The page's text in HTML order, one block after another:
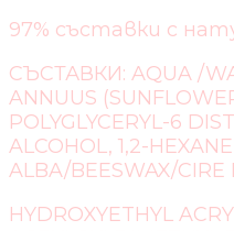
97% съставки с
СЪСТАВКИ: AQUA /
ANNUUS
POLYGLYCERYL-6
ALCOHOL, 1,2-
ALBA/BEESWAX/CIRE
HYDROXYETHYL